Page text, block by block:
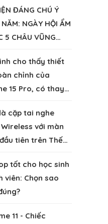
ĐÁNG CHÚ Ý
NĂM: NGÀY HỘI ẨM
5 CHÂU VŨNG
cho thấy thiết
chỉnh của
15 Pro, có thay
cặp tai nghe
với màn
tiên trên Thế
tốt cho học sinh
viên: Chọn sao
11 - Chiếc